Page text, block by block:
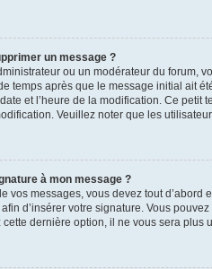
un message ?
ou un modérateur du forum,
temps après que le message initial ait
et l’heure de la modification. Ce petit
Veuillez noter que les
à mon message ?
vos messages, vous devez tout
d’insérer votre signature. Vous
dernière option, il ne vous sera